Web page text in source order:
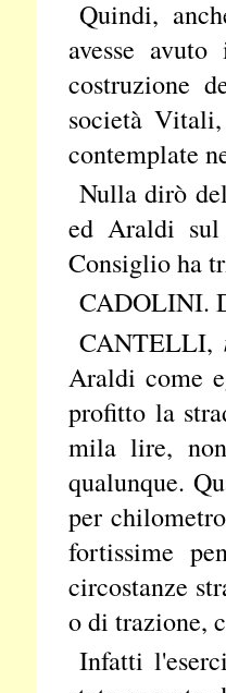
Quindi,
avesse
costruzione
società
contemplate
Nulla dirò
ed Araldi sul
Consiglio ha
CADOLINI.
CANTELLI,
Araldi come
profitto la
mila lire,
qualunque.
per
fortissime
circostanze
o di trazione,
Infatti